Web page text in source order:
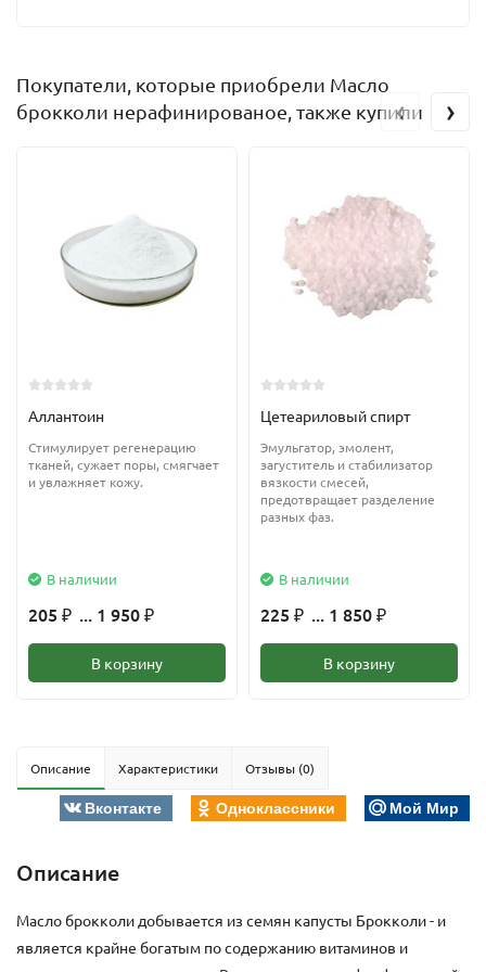
Покупатели, которые приобрели Масло
брокколи нерафинированое, также купили
Аллантоин
Стимулирует регенерацию
тканей, сужает поры, смягчает
и увлажняет кожу.
В наличии
205 ₽ ... 1 950 ₽
В корзину
Цетеариловый спирт
Эмульгатор, эмолент,
загуститель и стабилизатор
вязкости смесей,
предотвращает разделение
разных фаз.
В наличии
225 ₽ ... 1 850 ₽
В корзину
‹ ›
Описание Характеристики Отзывы (0)
Вконтакте Одноклассники Мой Мир
Описание
Масло брокколи добывается из семян капусты Брокколи - и
является крайне богатым по содержанию витаминов и